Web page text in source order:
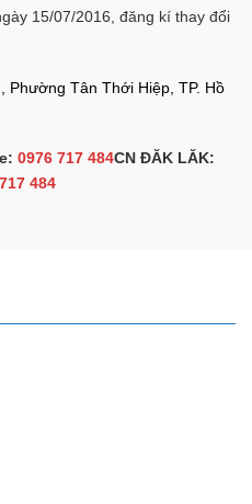
15/07/2016, đăng kí thay đổi
Phường Tân Thới Hiệp, TP. Hồ
0976 717 484CN ĐĂK LĂK:
484